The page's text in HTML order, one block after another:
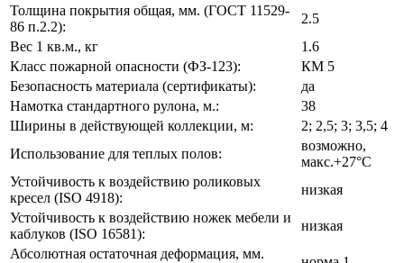
Толщина покрытия общая, мм. (ГОСТ 11529-
86 п.2.2):
2.5
Вес 1 кв.м., кг
1.6
Класс пожарной опасности (ФЗ-123):
КМ 5
Безопасность материала (сертификаты):
да
Намотка стандартного рулона, м.:
38
Ширины в действующей коллекции, м:
2; 2,5; 3; 3,5; 4
Использование для теплых полов:
возможно,
макс.+27°С
Устойчивость к воздействию роликовых
кресел (ISO 4918):
низкая
Устойчивость к воздействию ножек мебели и
каблуков (ISO 16581):
низкая
Абсолютная остаточная деформация, мм.